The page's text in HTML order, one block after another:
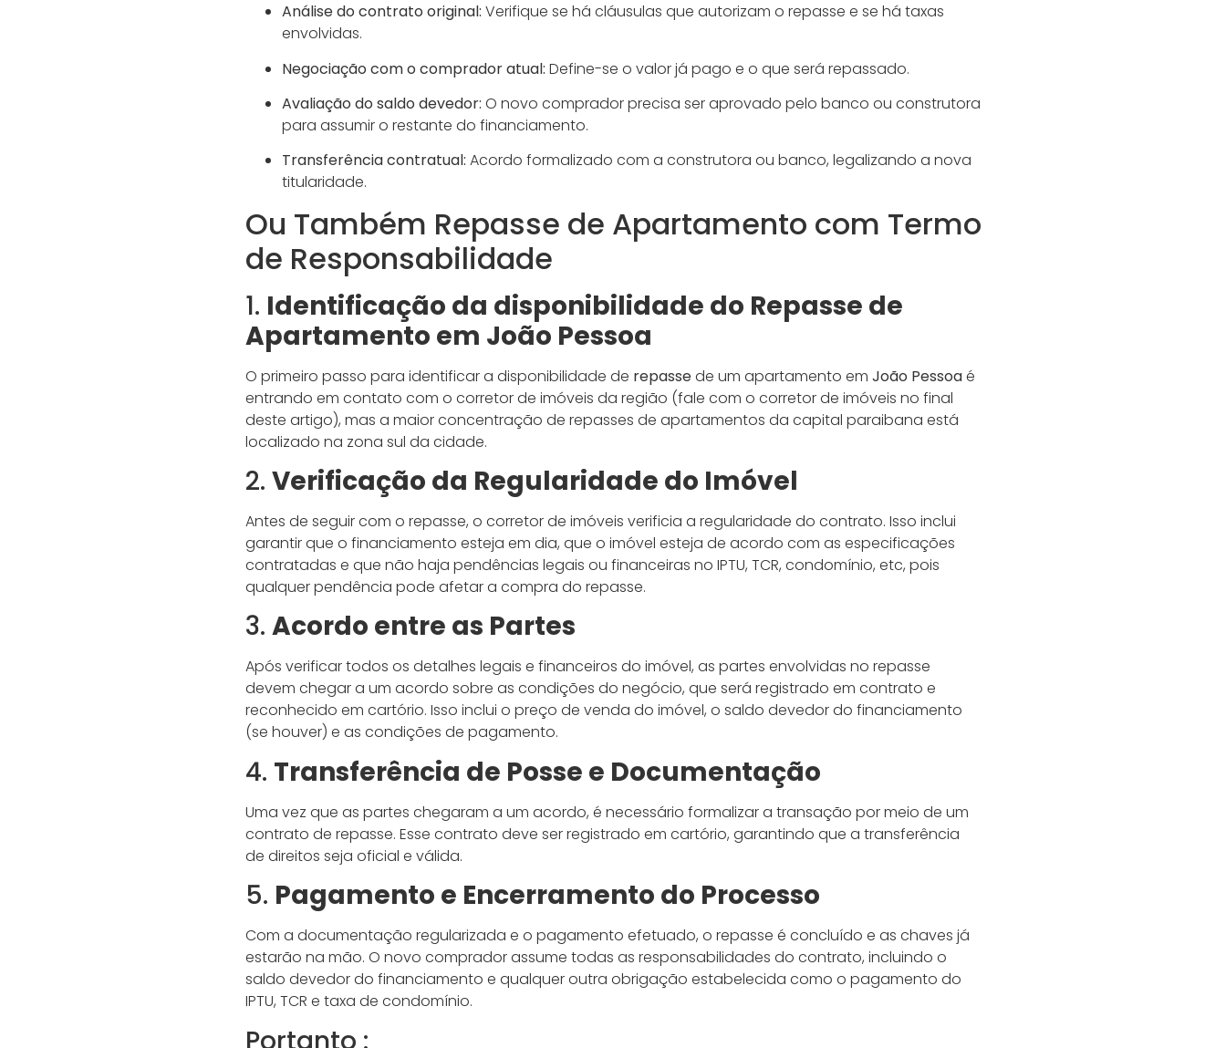
Análise do contrato original: Verifique se há cláusulas que autorizam o repasse e se há taxas
envolvidas.
Negociação com o comprador atual: Define-se o valor já pago e o que será repassado.
Avaliação do saldo devedor: O novo comprador precisa ser aprovado pelo banco ou construtora
para assumir o restante do financiamento.
Transferência contratual: Acordo formalizado com a construtora ou banco, legalizando a nova
titularidade.
Ou Também Repasse de Apartamento com Termo
de Responsabilidade
1. Identificação da disponibilidade do Repasse de
Apartamento em João Pessoa
O primeiro passo para identificar a disponibilidade de repassede um apartamento em João Pessoaé
entrando em contato com o corretor de imóveis da região (fale com o corretor de imóveis no final
deste artigo), mas a maior concentração de repasses de apartamentos da capital paraibana está
localizado na zona sul da cidade.
2. Verificação da Regularidade do Imóvel
Antes de seguir com o repasse, o corretor de imóveis verificia a regularidade do contrato. Isso inclui
garantir que o financiamento esteja em dia, que o imóvel esteja de acordo com as especificações
contratadas e que não haja pendências legais ou financeiras no IPTU, TCR, condomínio, etc, pois
qualquer pendência pode afetar a compra do repasse.
3. Acordo entre as Partes
Após verificar todos os detalhes legais e financeiros do imóvel, as partes envolvidas no repasse
devem chegar a um acordo sobre as condições do negócio, que será registrado em contrato e
reconhecido em cartório. Isso inclui o preço de venda do imóvel, o saldo devedor do financiamento
(se houver) e as condições de pagamento.
4. Transferência de Posse e Documentação
Uma vez que as partes chegaram a um acordo, é necessário formalizar a transação por meio de um
contrato de repasse. Esse contrato deve ser registrado em cartório, garantindo que a transferência
de direitos seja oficial e válida.
5. Pagamento e Encerramento do Processo
Com a documentação regularizada e o pagamento efetuado, o repasse é concluído e as chaves já
estarão na mão. O novo comprador assume todas as responsabilidades do contrato, incluindo o
saldo devedor do financiamento e qualquer outra obrigação estabelecida como o pagamento do
IPTU, TCR e taxa de condomínio.
Portanto :